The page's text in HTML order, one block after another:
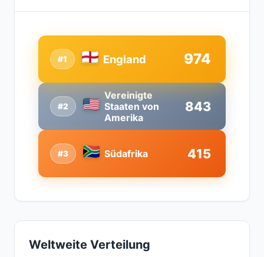
#2
Vereinigte
Staaten von
Amerika
843
#1 England 974
#3 Südafrika 415
Weltweite Verteilung